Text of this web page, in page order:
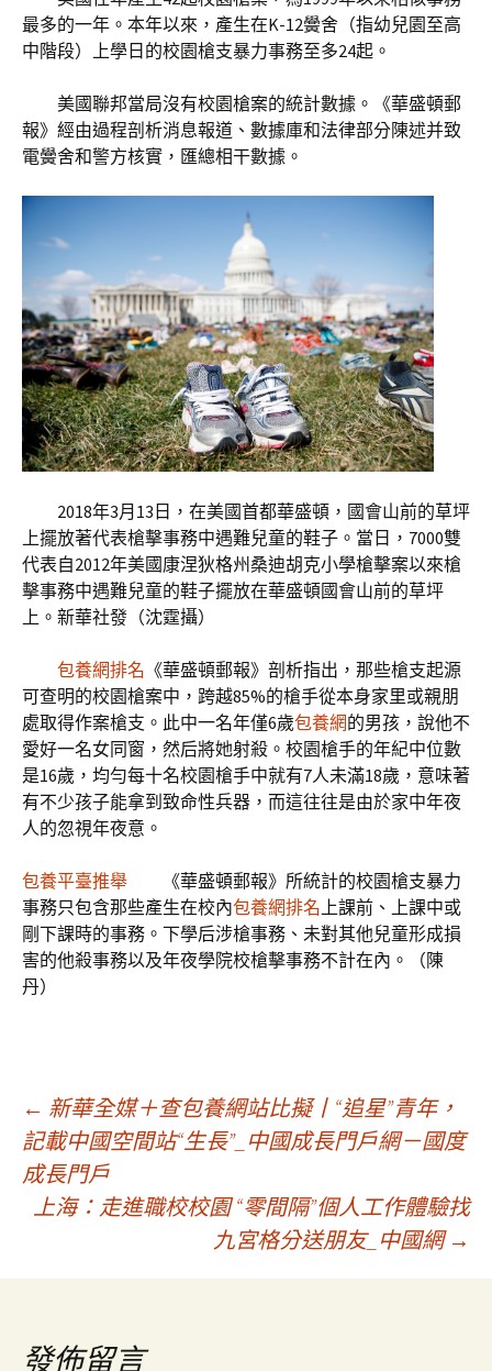
最多的一年。本年以來，產生在K-12黌舍（指幼兒園至高
中階段）上學日的校園槍支暴力事務至多24起。
美國聯邦當局沒有校園槍案的統計數據。《華盛頓郵
報》經由過程剖析消息報道、數據庫和法律部分陳述并致
電黌舍和警方核實，匯總相干數據。
2018年3月13日，在美國首都華盛頓，國會山前的草坪
上擺放著代表槍擊事務中遇難兒童的鞋子。當日，7000雙
代表自2012年美國康涅狄格州桑迪胡克小學槍擊案以來槍
擊事務中遇難兒童的鞋子擺放在華盛頓國會山前的草坪
上。新華社發（沈霆攝）
包養網排名 《華盛頓郵報》剖析指出，那些槍支起源
可查明的校園槍案中，跨越85%的槍手從本身家里或親朋
處取得作案槍支。此中一名年僅6歲包養網的男孩，說他不
愛好一名女同窗，然后將她射殺。校園槍手的年紀中位數
是16歲，均勻每十名校園槍手中就有7人未滿18歲，意味著
有不少孩子能拿到致命性兵器，而這往往是由於家中年夜
人的忽視年夜意。
包養平臺推舉 《華盛頓郵報》所統計的校園槍支暴力
事務只包含那些產生在校內包養網排名 上課前、上課中或
剛下課時的事務。下學后涉槍事務、未對其他兒童形成損
害的他殺事務以及年夜學院校槍擊事務不計在內。（陳
丹）
文
章
導
覽
← 新華全媒＋查包養網站比擬丨“追星”青年，
記載中國空間站“生長”_中國成長門戶網－國度
成長門戶
上海：走進職校校園 “零間隔”個人工作體驗找
九宮格分送朋友_中國網 →
發佈留言